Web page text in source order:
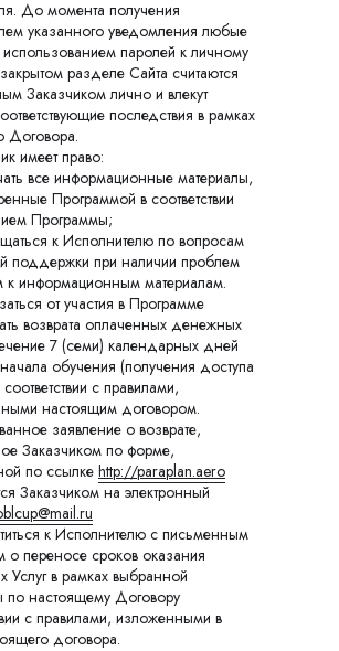
До момента получения
указанного уведомления любые
использованием паролей к личному
разделе Сайта считаются
Заказчиком лично и влекут
последствия в рамках
Договора.
имеет право:
все информационные материалы,
Программой в соответствии
Программы;
к Исполнителю по вопросам
поддержки при наличии проблем
к информационным материалам.
от участия в Программе
возврата оплаченных денежных
7 (семи) календарных дней
обучения (получения доступа
с правилами,
настоящим договором.
заявление о возврате,
Заказчиком по форме,
по ссылке http://paraplan.aero
Заказчиком на электронный
к Исполнителю с письменным
о переносе сроков оказания
Услуг в рамках выбранной
настоящему Договору
с правилами, изложенными в
договора.